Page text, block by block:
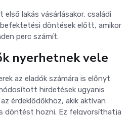
lakás vásárlásakor, családi
döntések előtt, amikor
perc számít.
nyerhetnek vele
az eladók számára is előnyt
hirdetések ugyanis
érdeklődőkhöz, akik aktívan
döntést hozni. Ez felgyorsíthatja